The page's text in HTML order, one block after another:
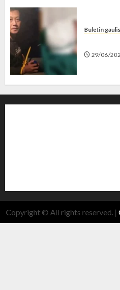
Buletin
29/06/
Copyright © All rights reserved. |